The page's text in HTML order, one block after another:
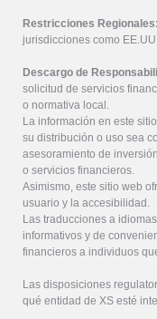
Restricciones Regionales:
jurisdicciones como
Descargo de
solicitud de servicios
o normativa local.
La información en este
su distribución o uso sea
asesoramiento de
o servicios financieros.
Asimismo, este sitio web
usuario y la accesibilidad.
Las traducciones a
informativos y de
financieros a individuos
Las disposiciones
qué entidad de XS esté